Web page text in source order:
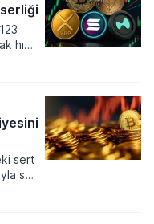
hızlı
sert
son